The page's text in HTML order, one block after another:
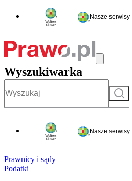
Nasze serwisy
Wyszukiwarka
Szukaj
Nasze serwisy
Prawnicy i sądy
Podatki